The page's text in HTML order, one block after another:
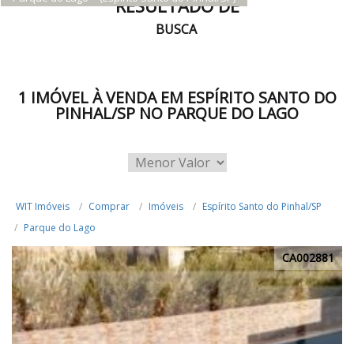
RESULTADO DE
BUSCA
1 IMÓVEL À VENDA EM ESPÍRITO SANTO DO
PINHAL/SP NO PARQUE DO LAGO
WIT Imóveis Comprar Imóveis
Espírito Santo do Pinhal/SP
Parque do Lago
CA002881